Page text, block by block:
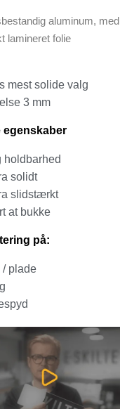
aluminum, med
lamineret folie
mest solide valg
3 mm
holdbarhed
solidt
slidstærkt
at bukke
på:
plade